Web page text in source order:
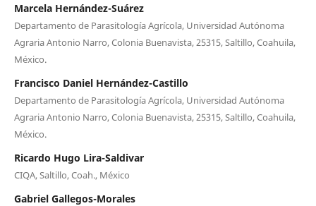
Marcela Hernández-Suárez
Departamento de Parasitología Agrícola, Universidad Autónoma
Agraria Antonio Narro, Colonia Buenavista, 25315, Saltillo, Coahuila,
México.
Francisco Daniel Hernández-Castillo
Departamento de Parasitología Agrícola, Universidad Autónoma
Agraria Antonio Narro, Colonia Buenavista, 25315, Saltillo, Coahuila,
México.
Ricardo Hugo Lira-Saldivar
CIQA, Saltillo, Coah., México
Gabriel Gallegos-Morales